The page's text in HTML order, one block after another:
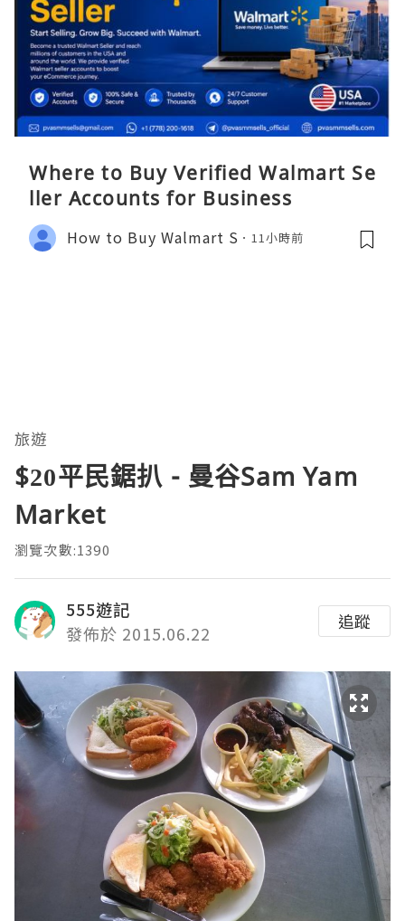
Where to Buy Verified Walmart Se
ller Accounts for Business
How to Buy Walmart S 11小時前
旅遊
$20平民鋸扒 - 曼谷Sam Yam
Market
瀏覽次數:1390
555遊記
發佈於 2015.06.22
追蹤